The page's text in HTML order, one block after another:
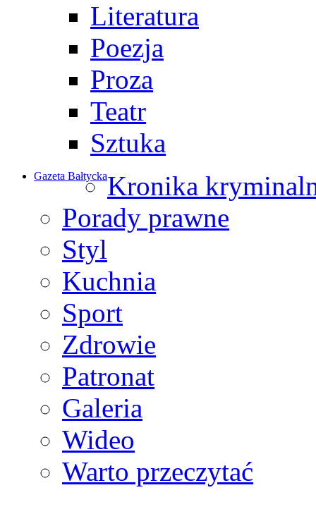
Literatura
Poezja
Proza
Teatr
Sztuka
Gazeta BałtyckaKronika
Porady prawne
Styl
Kuchnia
Sport
Zdrowie
Patronat
Galeria
Wideo
Warto przeczytać